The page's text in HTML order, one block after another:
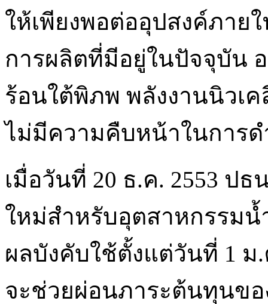
ให้เพียงพอต่ออุปสงค์ภาย
การผลิตที่มีอยู่ในปัจจุบัน
ร้อนใต้พิภพ พลังงานนิวเ
ไม่มีความคืบหน้าในการด
เมื่อวันที่ 20 ธ.ค. 2553 ป
ใหม่สำหรับอุตสาหกรรม
ผลบังคับใช้ตั้งแต่วันที่ 1 ม.
จะช่วยผ่อนภาระต้นทุนขอ